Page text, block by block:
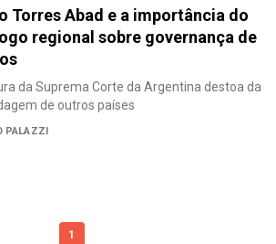
Torres Abad e a importância do
regional sobre governança de
da Suprema Corte da Argentina destoa da
de outros países
PALAZZI
1